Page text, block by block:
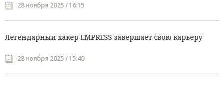
28 ноября 2025 / 16:15
Легендарный хакер EMPRESS завершает свою карьеру
28 ноября 2025 / 15:40